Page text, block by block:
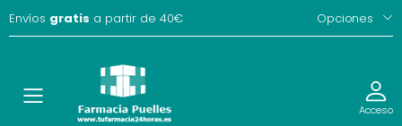
Envíos gratis a partir de 40€ Opciones
Toggle Acceso